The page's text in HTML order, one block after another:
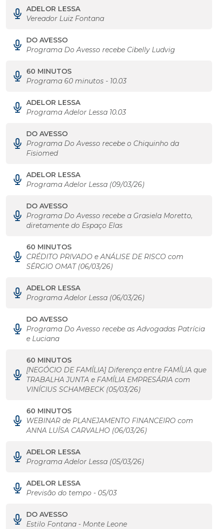
ADELOR LESSA
Vereador Luiz Fontana
DO AVESSO
Programa Do Avesso recebe Cibelly Ludvig
60 MINUTOS
Programa 60 minutos - 10.03
ADELOR LESSA
Programa Adelor Lessa 10.03
DO AVESSO
Programa Do Avesso recebe o Chiquinho da
Fisiomed
ADELOR LESSA
Programa Adelor Lessa (09/03/26)
DO AVESSO
Programa Do Avesso recebe a Grasiela Moretto,
diretamente do Espaço Elas
60 MINUTOS
CRÉDITO PRIVADO e ANÁLISE DE RISCO com
SÉRGIO OMAT (06/03/26)
ADELOR LESSA
Programa Adelor Lessa (06/03/26)
DO AVESSO
Programa Do Avesso recebe as Advogadas Patrícia
e Luciana
60 MINUTOS
[NEGÓCIO DE FAMÍLIA] Diferença entre FAMÍLIA que
TRABALHA JUNTA e FAMÍLIA EMPRESÁRIA com
VINÍCIUS SCHAMBECK (05/03/26)
60 MINUTOS
WEBINAR de PLANEJAMENTO FINANCEIRO com
ANNA LUÍSA CARVALHO (06/03/26)
ADELOR LESSA
Programa Adelor Lessa (05/03/26)
ADELOR LESSA
Previsão do tempo - 05/03
DO AVESSO
Estilo Fontana - Monte Leone